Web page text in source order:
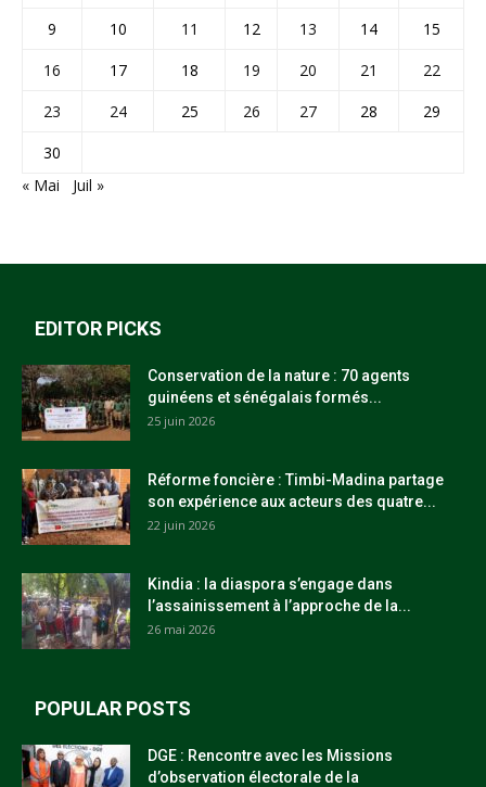
9 10 11 12 13 14
15
16
17 18 19 20 21
22
23
24 25 26 27 28
29
30
« Mai
Juil »
EDITOR PICKS
Conservation de la nature : 70 agents
guinéens et sénégalais formés...
25 juin 2026
Réforme foncière : Timbi-Madina partage
son expérience aux acteurs des quatre...
22 juin 2026
Kindia : la diaspora s’engage dans
l’assainissement à l’approche de la...
26 mai 2026
POPULAR POSTS
DGE : Rencontre avec les Missions
d’observation électorale de la